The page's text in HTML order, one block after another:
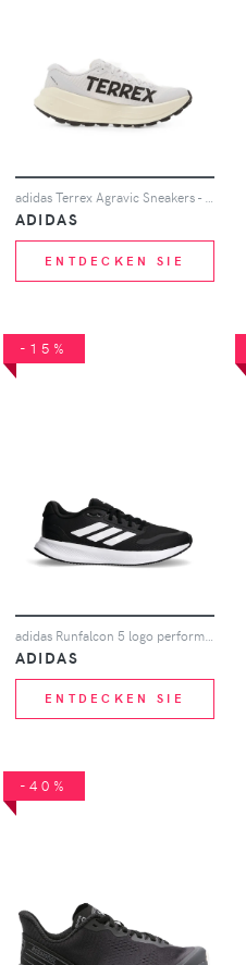
adidas Terrex Agravic Sneakers - Weiß
ADIDAS
ENTDECKEN SIE
-15%
adidas Runfalcon 5 logo performance sneakers - Schwarz
ADIDAS
ENTDECKEN SIE
-40%